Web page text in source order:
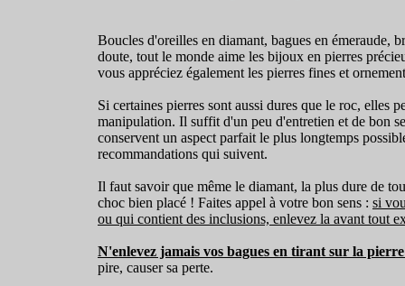
sculpture "). Après la
polissage. Les bijoux
tonneau de lapidaire rempli
rigidifie le métal à cœur et
mesure et réalise ainsi
précieuses, pierres
organiques (ambre,
Boucles d'oreilles en diamant, bagues en émeraude,
doute, tout le monde aime les bijoux en pierres
vous appréciez également les pierres fines et
Si certaines pierres sont aussi dures que le roc, elles
manipulation. Il suffit d'un peu d'entretien et de bon
conservent un aspect parfait le plus longtemps
recommandations qui suivent.
Il faut savoir que même le diamant, la plus dure de
choc bien placé ! Faites appel à votre bon sens : si
ou qui contient des inclusions, enlevez la avant tout
N'enlevez jamais vos bagues en tirant sur la pierre
pire, causer sa perte.